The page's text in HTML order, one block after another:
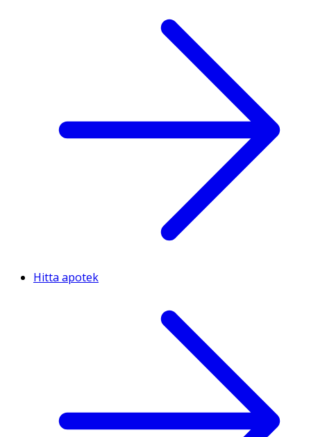
Hitta apotek